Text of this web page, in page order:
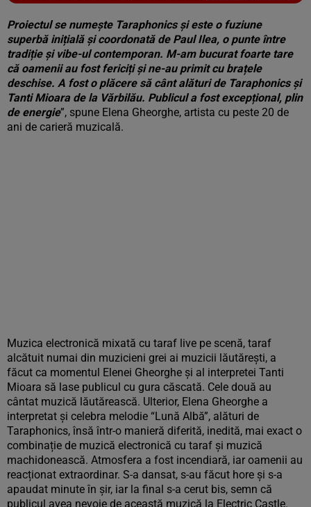
Vezi galeria foto
8 poze
Proiectul se numește Taraphonics și este o fuziune
superbă inițială și coordonată de Paul Ilea, o punte între
tradiție și vibe-ul contemporan. M-am bucurat foarte tare
că oamenii au fost fericiți și ne-au primit cu brațele
deschise. A fost o plăcere să cânt alături de Taraphonics și
Tanti Mioara de la Vărbilău. Publicul a fost excepțional, plin
de energie”, spune Elena Gheorghe, artista cu peste 20 de
ani de carieră muzicală.
Muzica electronică mixată cu taraf live pe scenă, taraf
alcătuit numai din muzicieni grei ai muzicii lăutărești, a
făcut ca momentul Elenei Gheorghe și al interpretei Tanti
Mioara să lase publicul cu gura căscată. Cele două au
cântat muzică lăutărească. Ulterior, Elena Gheorghe a
interpretat și celebra melodie “Lună Albă”, alături de
Taraphonics, însă într-o manieră diferită, inedită, mai exact o
combinație de muzică electronică cu taraf și muzică
machidonească. Atmosfera a fost incendiară, iar oamenii au
reacționat extraordinar. S-a dansat, s-au făcut hore și s-a
apaudat minute în șir, iar la final s-a cerut bis, semn că
publicul avea nevoie de această muzică la Electric Castle.